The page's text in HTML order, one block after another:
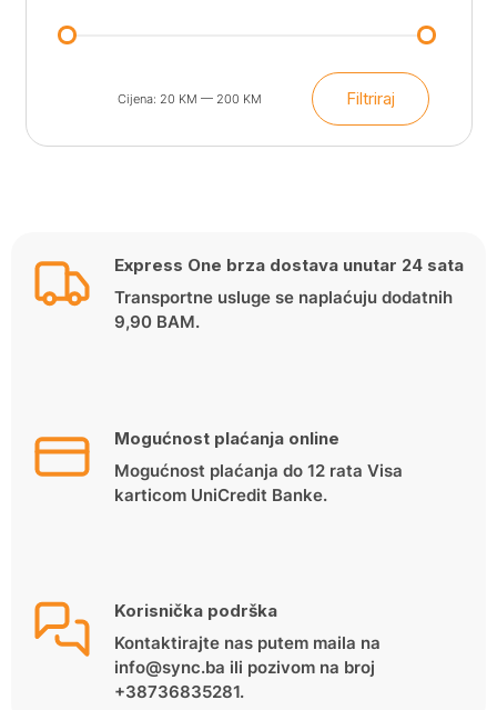
Min
cijena
Maks
cijena
Filtriraj
Cijena: 20 KM — 200 KM
Express One brza dostava unutar 24 sata
Transportne usluge se naplaćuju dodatnih
9,90 BAM.
Mogućnost plaćanja online
Mogućnost plaćanja do 12 rata Visa
karticom UniCredit Banke.
Korisnička podrška
Kontaktirajte nas putem maila na
info@sync.ba ili pozivom na broj
+38736835281.